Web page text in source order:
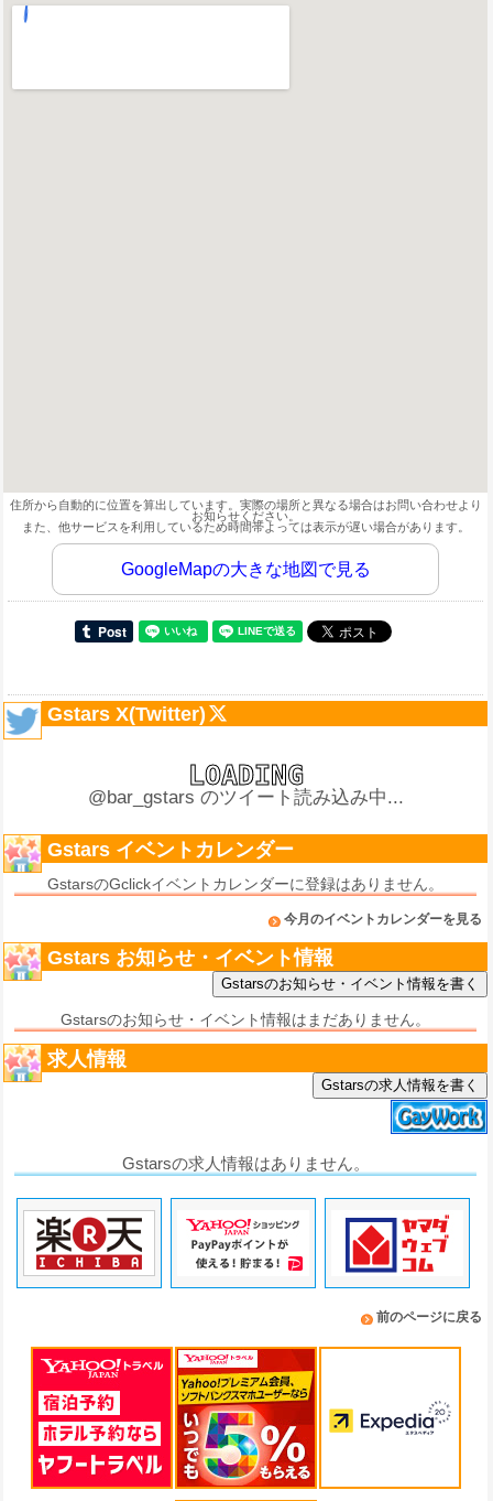
住所から自動的に位置を算出しています。実際の場所と異なる場合はお問い合わせより
お知らせください。
また、他サービスを利用しているため時間帯よっては表示が遅い場合があります。
GoogleMapの大きな地図で見る
Gstars X(Twitter)
@bar_gstars のツイート読み込み中...
Gstars イベントカレンダー
GstarsのGclickイベントカレンダーに登録はありません。
今月のイベントカレンダーを見る
Gstars お知らせ・イベント情報
Gstarsのお知らせ・イベント情報はまだありません。
求人情報
Gstarsの求人情報を書く
Gstarsの求人情報はありません。
前のページに戻る